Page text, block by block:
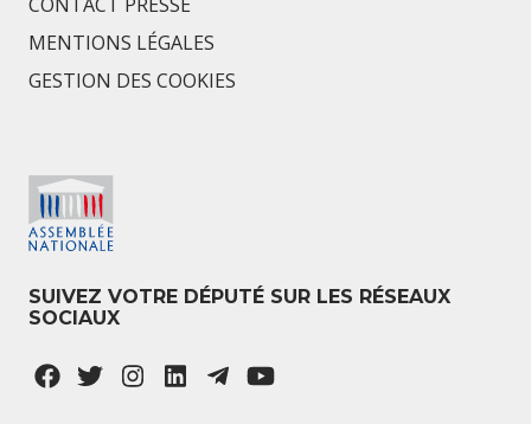
MENTIONS LÉGALES
GESTION DES COOKIES
SUIVEZ VOTRE DÉPUTÉ SUR LES RÉSEAUX
SOCIAUX